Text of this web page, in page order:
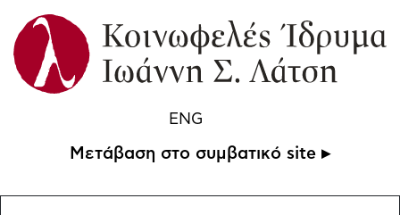
ENG
Μετάβαση στο συμβατικό site ▸